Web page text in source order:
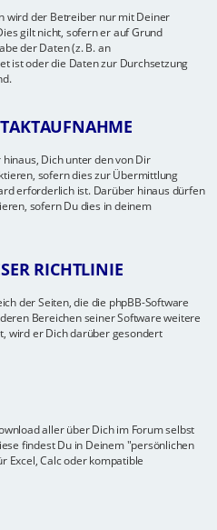
wird der Betreiber nur mit Deiner
gilt nicht, sofern er auf Grund
der Daten (z. B. an
ist oder die Daten zur Durchsetzung
Dich unter den von Dir
sofern dies zur Übermittlung
erforderlich ist. Darüber hinaus dürfen
sofern Du dies in deinem
RICHTLINIE
der Seiten, die die phpBB-Software
Bereichen seiner Software weitere
wird er Dich darüber gesondert
aller über Dich im Forum selbst
findest Du in Deinem "persönlichen
Excel, Calc oder kompatible